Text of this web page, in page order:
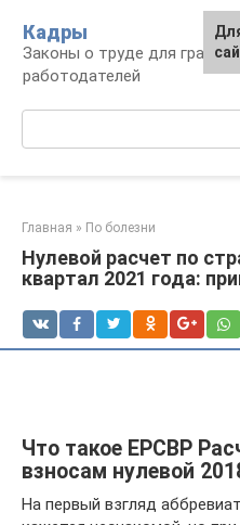
контенту
Кадры
Законы о труде для
работодателей
Главная » По болезни
Нулевой расчет по
квартал 2021 года:
Что такое ЕРСВР
взносам нулевой
На первый взгляд